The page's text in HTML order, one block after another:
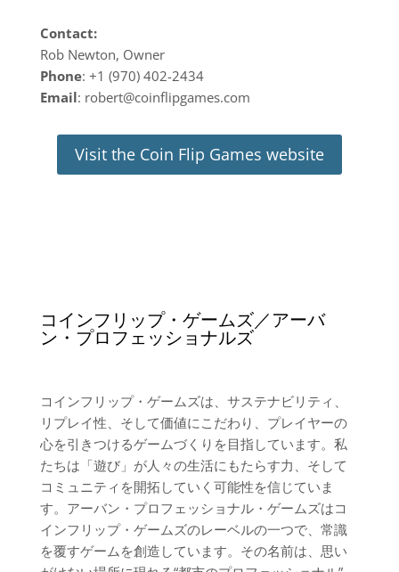
Contact:
Rob Newton, Owner
Phone: +1 (970) 402-2434
Email: robert@coinflipgames.com
Visit the Coin Flip Games website
コインフリップ・ゲームズ／アーバ
ン・プロフェッショナルズ
コインフリップ・ゲームズは、サステナビリティ、
リプレイ性、そして価値にこだわり、プレイヤーの
心を引きつけるゲームづくりを目指しています。私
たちは「遊び」が人々の生活にもたらす力、そして
コミュニティを開拓していく可能性を信じていま
す。アーバン・プロフェッショナル・ゲームズはコ
インフリップ・ゲームズのレーベルの一つで、常識
を覆すゲームを創造しています。その名前は、思い